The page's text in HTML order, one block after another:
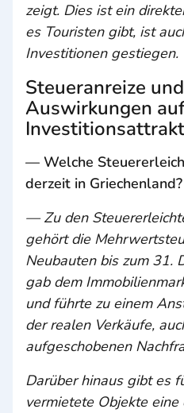
zeigt. Dies ist ein
es Touristen gibt, ist
Investitionen gestiegen.
Steueranreize
Auswirkungen
— Welche
derzeit in Griechenland?
— Zu den
gehört die
Neubauten bis zum 31.
gab dem
und führte zu einem
der realen Verkäufe,
aufgeschobenen
Darüber hinaus gibt es
vermietete Objekte eine